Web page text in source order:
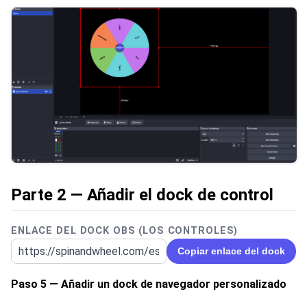
Parte 2 — Añadir el dock de control
ENLACE DEL DOCK OBS (LOS CONTROLES)
Copiar enlace del dock
Paso 5 — Añadir un dock de navegador personalizado